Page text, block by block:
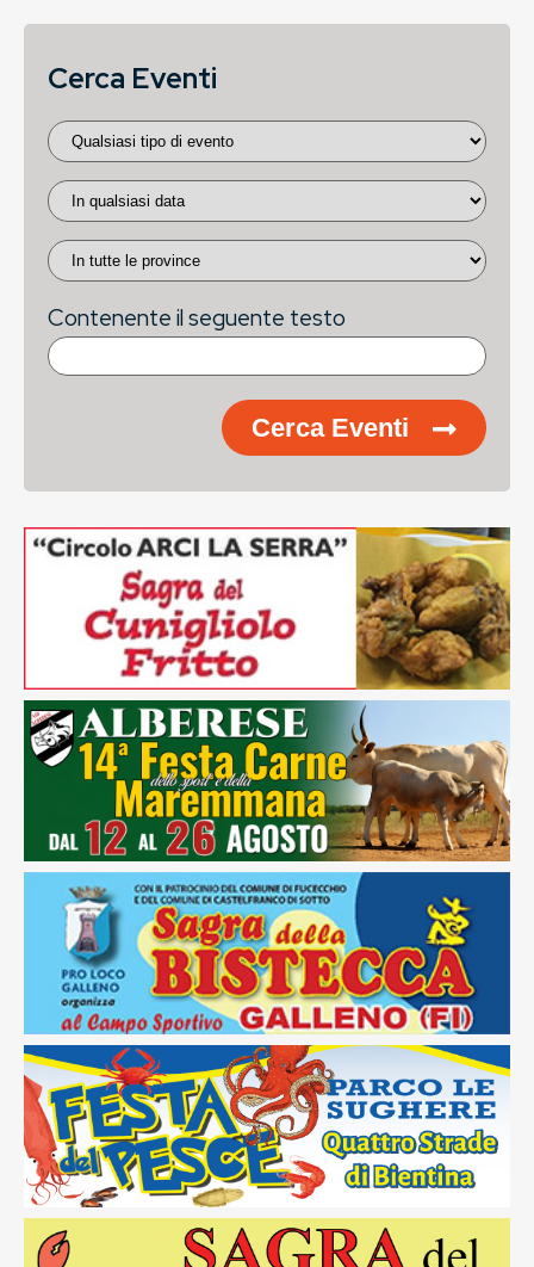
Cerca Eventi
Contenente il seguente testo
Cerca Eventi